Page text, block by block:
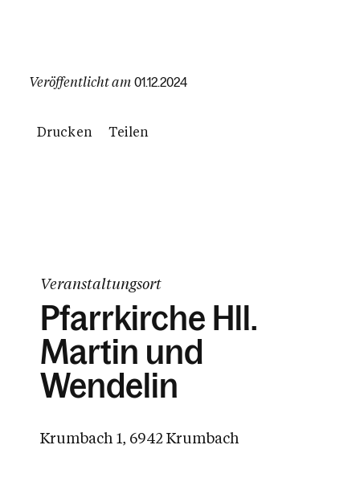
Veröffentlicht am 01.12.2024
Drucken Teilen
Veranstaltungsort
Pfarrkirche Hll.
Martin und
Wendelin
Krumbach 1, 6942 Krumbach